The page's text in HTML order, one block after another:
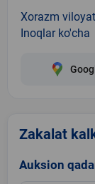
Xorazm
Inoqlar ko'cha
Zakalat
Auksion